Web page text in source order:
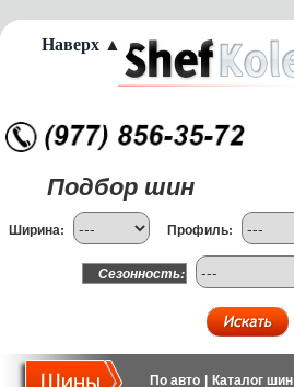
Подбор шин
Ширина: Профиль:
Сезонность:
По авто Каталог шин
Наверх ▲